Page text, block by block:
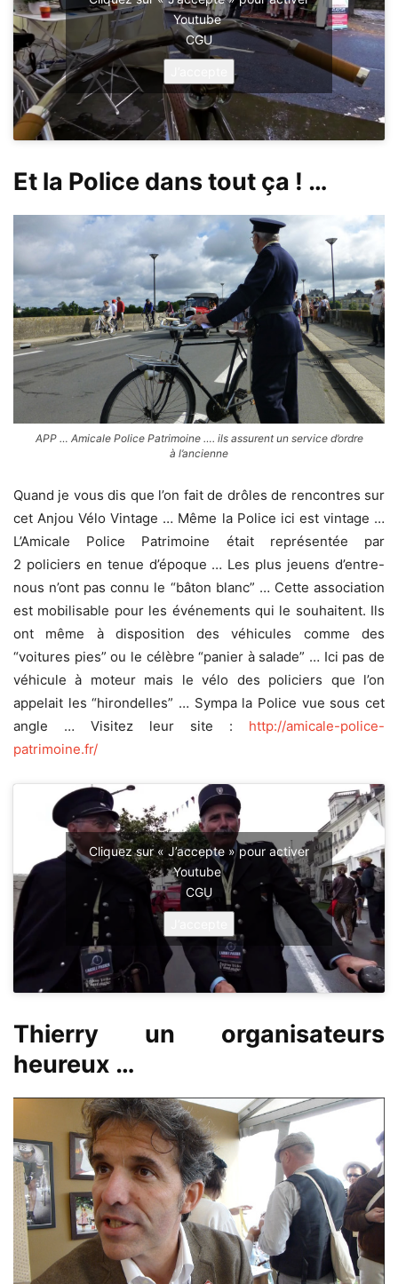
Youtube
CGU
Et la Police dans tout ça ! …
APP … Amicale Police Patrimoine …. ils assurent un service d’ordre
à l’ancienne
Quand je vous dis que l’on fait de drôles de rencontres sur
cet Anjou Vélo Vintage … Même la Police ici est vintage …
L’Amicale Police Patrimoine était représentée par
2 policiers en tenue d’époque … Les plus jeuens d’entre-
nous n’ont pas connu le “bâton blanc” … Cette association
est mobilisable pour les événements qui le souhaitent. Ils
ont même à disposition des véhicules comme des
“voitures pies” ou le célèbre “panier à salade” … Ici pas de
véhicule à moteur mais le vélo des policiers que l’on
appelait les “hirondelles” … Sympa la Police vue sous cet
angle … Visitez leur site : http://amicale-police-
patrimoine.fr/
Cliquez sur « J’accepte » pour activer
Youtube
CGU
Thierry un organisateurs
heureux …